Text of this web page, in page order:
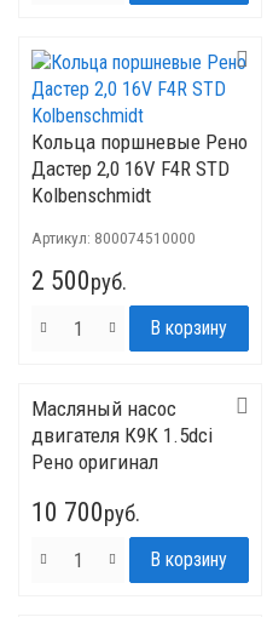
Кольца поршневые Рено
Дастер 2,0 16V F4R STD
Kolbenschmidt
Артикул: 800074510000
2 500руб.
Масляный насос
двигателя К9К 1.5dci
Рено оригинал
10 700руб.